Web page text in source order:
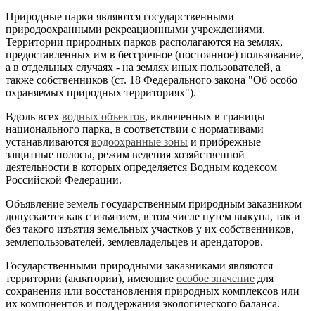
Природные парки являются государственными
природоохранными рекреационными учреждениями.
Территории природных парков располагаются на землях,
предоставленных им в бессрочное (постоянное) пользование,
а в отдельных случаях - на землях иных пользователей, а
также собственников (ст. 18 Федерального закона "Об особо
охраняемых природных территориях").
Вдоль всех водных объектов, включенных в границы
национального парка, в соответствии с нормативами
устанавливаются водоохранные зоны и прибрежные
защитные полосы, режим ведения хозяйственной
деятельности в которых определяется Водным кодексом
Российской Федерации.
Объявление земель государственным природным заказником
допускается как с изъятием, в том числе путем выкупа, так и
без такого изъятия земельных участков у их собственников,
землепользователей, землевладельцев и арендаторов.
Государственными природными заказниками являются
территории (акватории), имеющие особое значение для
сохранения или восстановления природных комплексов или
их компонентов и поддержания экологического баланса.